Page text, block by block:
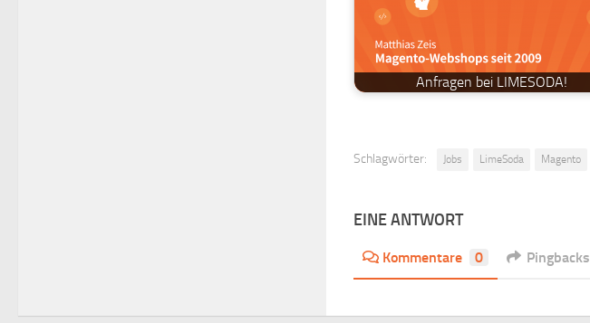
Anfragen bei LIMESODA!
Schlagwörter: Jobs LimeSoda Magento
EINE ANTWORT
Kommentare 0 Pingbacks